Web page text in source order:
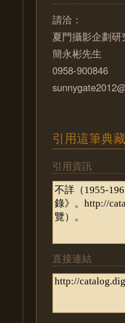
請洽：
夏門攝影企劃研
簡永彬先生
0958-900846
引用這筆典
引用資訊
直接連結